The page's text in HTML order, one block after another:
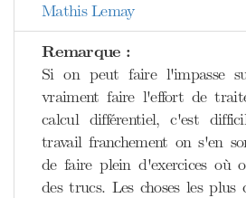
Mathis Lemay
Remarque :
Si on peut faire l'impasse
vraiment faire l'effort de
calcul différentiel, c'est
travail franchement on s'en
de faire plein d'exercices où
des trucs. Les choses les plus